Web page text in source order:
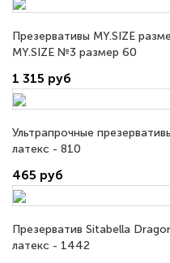
Презервативы MY.SIZE
MY.SIZE №3 размер 60
1 315 руб
Ультрапрочные
латекс - 810
465 руб
Презерватив Sitabella
латекс - 1442